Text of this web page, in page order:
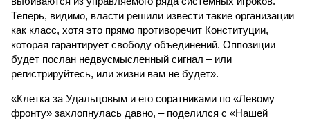
Теперь, видимо, власти решили извести такие организации
как класс, хотя это прямо противоречит Конституции,
которая гарантирует свободу объединений. Оппозиции
будет послан недвусмысленный сигнал – или
регистрируйтесь, или жизни вам не будет».
«Клетка за Удальцовым и его соратниками по «Левому
фронту» захлопнулась давно, – поделился с «Нашей